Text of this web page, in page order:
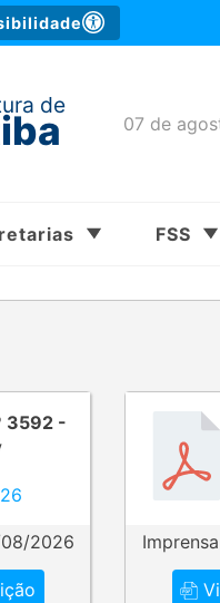
de
07 de
FSS
3592 -
2026